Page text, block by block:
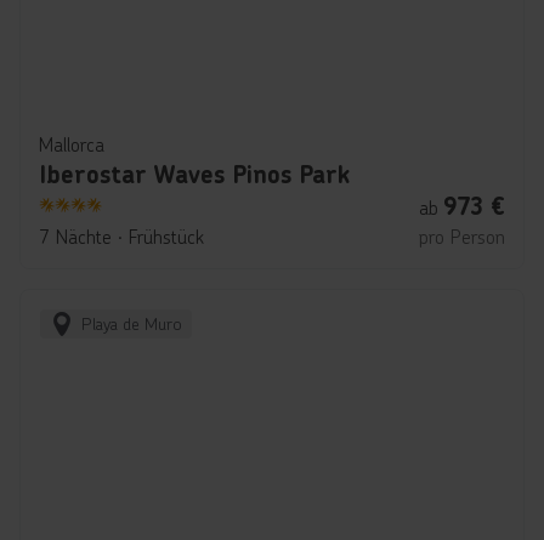
Mallorca
Iberostar Waves Pinos Park
4
7 Nächte ∙ Frühstück
ab 973 €
pro Person
Playa de Muro